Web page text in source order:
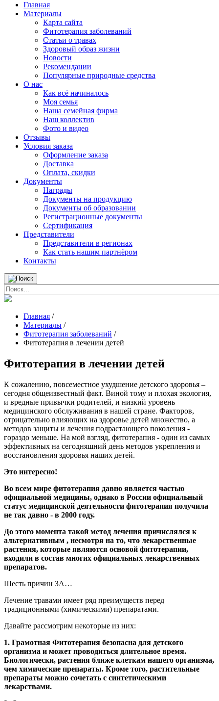
Главная
Материалы
Карта сайта
Фитотерапия заболеваний
Статьи о травах
Здоровый образ жизни
Новости
Рекомендации
Популярные природные средства
О нас
Как всё начиналось
Моя семья
Наша семейная фирма
Наш коллектив
Фото и видео
Отзывы
Условия заказа
Оформление заказа
Доставка
Оплата, скидки
Документы
Награды
Документы на продукцию
Документы об образовании
Регистрационные документы
Сертификация
Представители
Представители в регионах
Как стать нашим партнёром
Контакты
Главная /
Материалы /
Фитотерапия заболеваний /
Фитотерапия в лечении детей
Фитотерапия в лечении детей
К сожалению, повсеместное ухудшение детского здоровья –
сегодня общеизвестный факт. Виной тому и плохая экология,
и вредные привычки родителей, и низкий уровень
медицинского обслуживания в нашей стране. Факторов,
отрицательно влияющих на здоровье детей множество, а
методов защиты и лечения подрастающего поколения -
гораздо меньше. На мой взгляд, фитотерапия - один из самых
эффективных на сегодняшний день методов укрепления и
восстановления здоровья наших детей.
Это интересно!
Во всем мире фитотерапия давно является частью
официальной медицины, однако в России официальный
статус медицинской деятельности фитотерапия получила
не так давно - в 2000 году.
До этого момента такой метод лечения причислялся к
альтернативным , несмотря на то, что лекарственные
растения, которые являются основой фитотерапии,
входили в состав многих официальных лекарственных
препаратов.
Шесть причин ЗА…
Лечение травами имеет ряд преимуществ перед
традиционными (химическими) препаратами.
Давайте рассмотрим некоторые из них:
1. Грамотная Фитотерапия безопасна для детского
организма и может проводиться длительное время.
Биологически, растения ближе клеткам нашего организма,
чем химические препараты. Кроме того, растительные
препараты можно сочетать с синтетическими
лекарствами.